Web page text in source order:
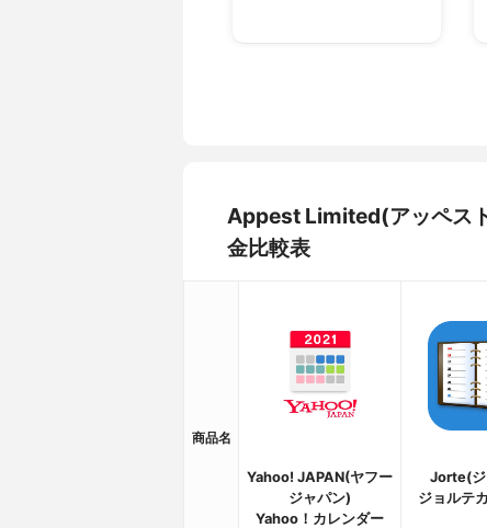
Appest Limited(アッペス
金比較表
商品名
Yahoo! JAPAN(ヤフー
ジャパン)
Yahoo！カレンダー
Jorte(ジ
ジョルテ